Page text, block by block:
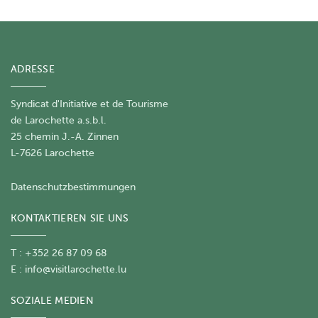
ADRESSE
Syndicat d'Initiative et de Tourisme
de Larochette a.s.b.l.
25 chemin J.-A. Zinnen
L-7626 Larochette
Datenschutzbestimmungen
KONTAKTIEREN SIE UNS
T : +352 26 87 09 68
E : info@visitlarochette.lu
SOZIALE MEDIEN